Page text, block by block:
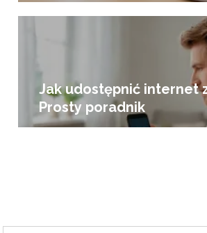
Jak udostępnić internet
Prosty poradnik